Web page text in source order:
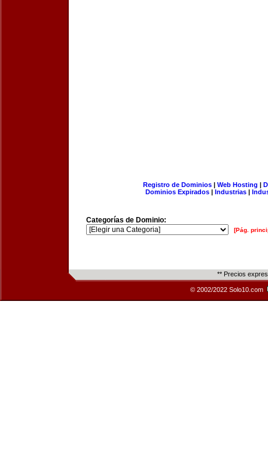
Registro de Dominios| Web Hosting |
Dominios Expirados | Industrias |
Categorías de Dominio:
[Pág.
** Precios
© 2002/2022 Solo10.com